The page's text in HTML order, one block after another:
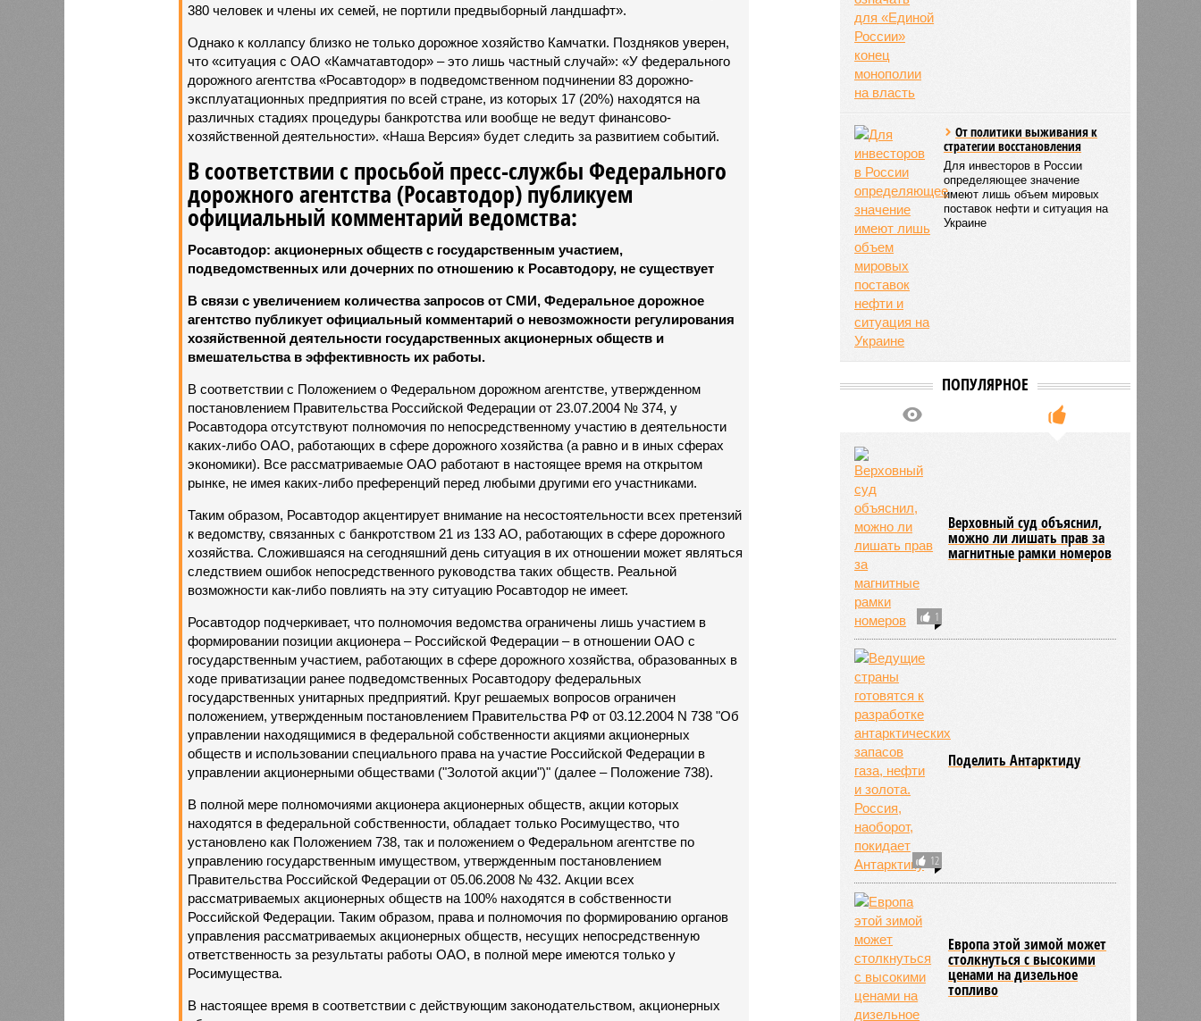
380 человек и члены их семей, не портили предвыборный ландшафт».
Однако к коллапсу близко не только дорожное хозяйство Камчатки. Поздняков уверен,
что «ситуация с ОАО «Камчатавтодор» – это лишь частный случай»: «У федерального
дорожного агентства «Росавтодор» в подведомственном подчинении 83 дорожно-
эксплуатационных предприятия по всей стране, из которых 17 (20%) находятся на
различных стадиях процедуры банкротства или вообще не ведут финансово-
хозяйственной деятельности». «Наша Версия» будет следить за развитием событий.
В соответствии с просьбой пресс-службы Федерального
дорожного агентства (Росавтодор) публикуем
официальный комментарий ведомства:
Росавтодор: акционерных обществ с государственным участием,
подведомственных или дочерних по отношению к Росавтодору, не существует
В связи с увеличением количества запросов от СМИ, Федеральное дорожное
агентство публикует официальный комментарий о невозможности регулирования
хозяйственной деятельности государственных акционерных обществ и
вмешательства в эффективность их работы.
В соответствии с Положением о Федеральном дорожном агентстве, утвержденном
постановлением Правительства Российской Федерации от 23.07.2004 № 374, у
Росавтодора отсутствуют полномочия по непосредственному участию в деятельности
каких-либо ОАО, работающих в сфере дорожного хозяйства (а равно и в иных сферах
экономики). Все рассматриваемые ОАО работают в настоящее время на открытом
рынке, не имея каких-либо преференций перед любыми другими его участниками.
Таким образом, Росавтодор акцентирует внимание на несостоятельности всех претензий
к ведомству, связанных с банкротством 21 из 133 АО, работающих в сфере дорожного
хозяйства. Сложившаяся на сегодняшний день ситуация в их отношении может являться
следствием ошибок непосредственного руководства таких обществ. Реальной
возможности как-либо повлиять на эту ситуацию Росавтодор не имеет.
Росавтодор подчеркивает, что полномочия ведомства ограничены лишь участием в
формировании позиции акционера – Российской Федерации – в отношении ОАО с
государственным участием, работающих в сфере дорожного хозяйства, образованных в
ходе приватизации ранее подведомственных Росавтодору федеральных
государственных унитарных предприятий. Круг решаемых вопросов ограничен
положением, утвержденным постановлением Правительства РФ от 03.12.2004 N 738 "Об
управлении находящимися в федеральной собственности акциями акционерных
обществ и использовании специального права на участие Российской Федерации в
управлении акционерными обществами ("Золотой акции")" (далее – Положение 738).
В полной мере полномочиями акционера акционерных обществ, акции которых
находятся в федеральной собственности, обладает только Росимущество, что
установлено как Положением 738, так и положением о Федеральном агентстве по
управлению государственным имуществом, утвержденным постановлением
Правительства Российской Федерации от 05.06.2008 № 432. Акции всех
рассматриваемых акционерных обществ на 100% находятся в собственности
Российской Федерации. Таким образом, права и полномочия по формированию органов
управления рассматриваемых акционерных обществ, несущих непосредственную
ответственность за результаты работы ОАО, в полной мере имеются только у
Росимущества.
В настоящее время в соответствии с действующим законодательством, акционерных
От политики выживания к
стратегии восстановления
Для инвесторов в России
определяющее значение
имеют лишь объем мировых
поставок нефти и ситуация на
Украине
ПОПУЛЯРНОЕ
1
Верховный суд объяснил,
можно ли лишать прав за
магнитные рамки номеров
12
Поделить Антарктиду
Европа этой зимой может
столкнуться с высокими
ценами на дизельное
топливо